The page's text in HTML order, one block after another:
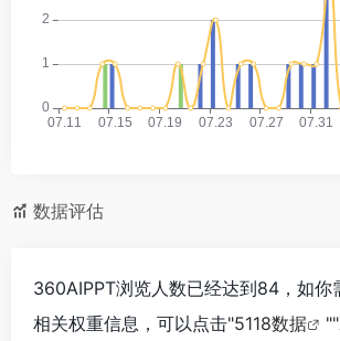
数据评估
360AIPPT浏览人数已经达到84，如你
相关权重信息，可以点击"5118数据 ""